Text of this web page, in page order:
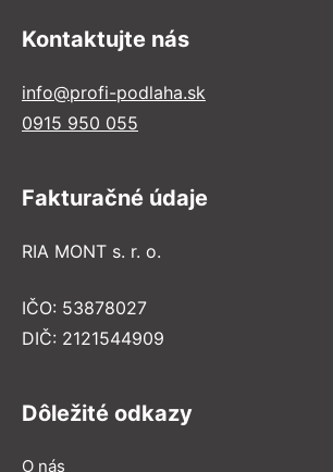
Kontaktujte nás
info@profi-podlaha.sk
0915 950 055
Fakturačné údaje
RIA MONT s. r. o.
IČO: 53878027
DIČ: 2121544909
Dôležité odkazy
O nás